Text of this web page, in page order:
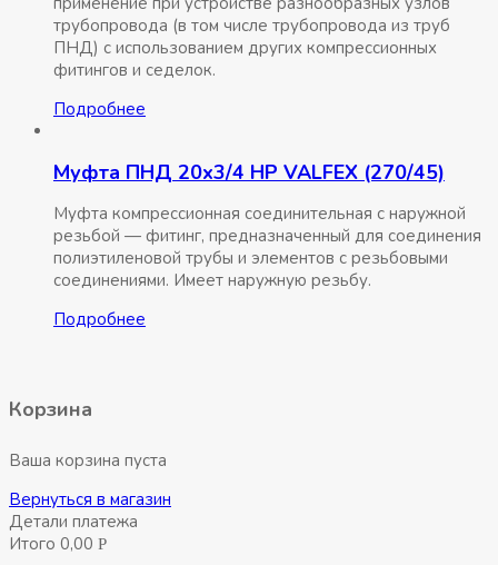
трубопровода (в том числе трубопровода из труб
ПНД) с использованием других компрессионных
фитингов и седелок.
Подробнее
Муфта ПНД 20х3/4 НР VALFEX (270/45)
Муфта компрессионная соединительная c наружной
резьбой — фитинг, предназначенный для соединения
полиэтиленовой трубы и элементов с резьбовыми
соединениями. Имеет наружную резьбу.
Подробнее
Корзина
Ваша корзина пуста
Вернуться в магазин
Детали платежа
Итого 0,00 Р